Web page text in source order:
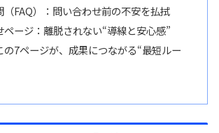
（FAQ）：問い合わせ前の不安を払拭
ページ：離脱されない“導線と安心感”
の7ページが、成果につながる“最短ルー